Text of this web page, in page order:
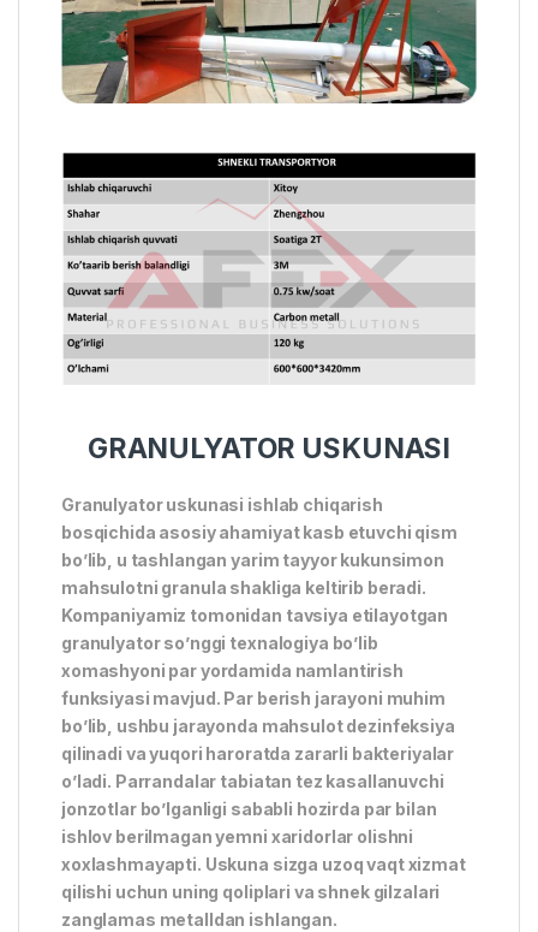
GRANULYATOR USKUNASI
Granulyator uskunasi ishlab chiqarish
bosqichida asosiy ahamiyat kasb etuvchi qism
bo’lib, u tashlangan yarim tayyor kukunsimon
mahsulotni granula shakliga keltirib beradi.
Kompaniyamiz tomonidan tavsiya etilayotgan
granulyator so’nggi texnalogiya bo’lib
xomashyoni par yordamida namlantirish
funksiyasi mavjud. Par berish jarayoni muhim
bo’lib, ushbu jarayonda mahsulot dezinfeksiya
qilinadi va yuqori haroratda zararli bakteriyalar
o’ladi. Parrandalar tabiatan tez kasallanuvchi
jonzotlar bo’lganligi sababli hozirda par bilan
ishlov berilmagan yemni xaridorlar olishni
xoxlashmayapti. Uskuna sizga uzoq vaqt xizmat
qilishi uchun uning qoliplari va shnek gilzalari
zanglamas metalldan ishlangan.